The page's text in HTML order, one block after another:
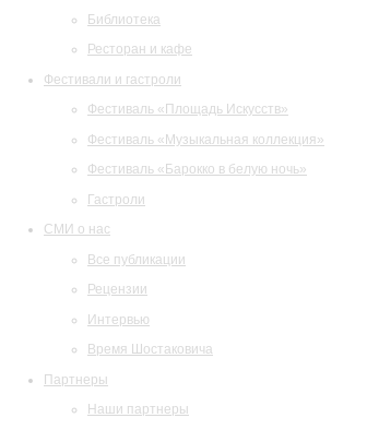
Библиотека
Ресторан и кафе
Фестивали и гастроли
Фестиваль «Площадь Искусств»
Фестиваль «Музыкальная коллекция»
Фестиваль «Барокко в белую ночь»
Гастроли
СМИ о нас
Все публикации
Рецензии
Интервью
Время Шостаковича
Партнеры
Наши партнеры